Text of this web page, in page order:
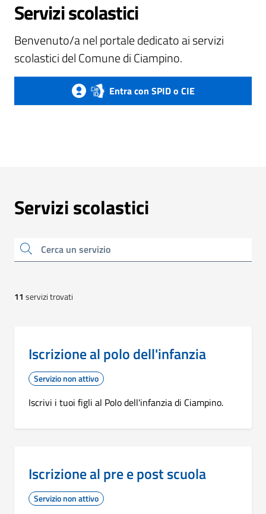
Servizi scolastici
Benvenuto/a nel portale dedicato ai servizi
scolastici del Comune di Ciampino.
Entra con SPID o CIE
Servizi scolastici
Cerca un servizio
11 servizi trovati
Iscrizione al polo dell'infanzia
Servizio non attivo
Iscrivi i tuoi figli al Polo dell'infanzia di Ciampino.
Iscrizione al pre e post scuola
Servizio non attivo